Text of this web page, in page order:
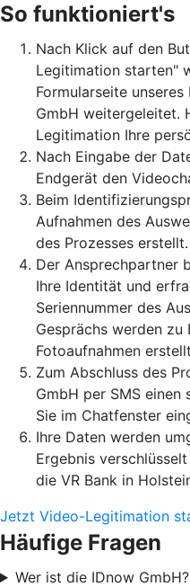
So funktioniert's
Nach Klick auf den
Legitimation starten"
Formularseite
GmbH weitergeleitet.
Legitimation Ihre
Nach Eingabe der
Endgerät den
Beim
Aufnahmen des
des Prozesses erstellt.
Der Ansprechpartner
Ihre Identität und
Seriennummer des
Gesprächs werden zu
Fotoaufnahmen
Zum Abschluss des
GmbH per SMS
Sie im Chatfenster
Ihre Daten werden
Ergebnis
die VR Bank in
Jetzt Video-Legitimation
Häufige Fragen
Wer ist die IDnow GmbH?